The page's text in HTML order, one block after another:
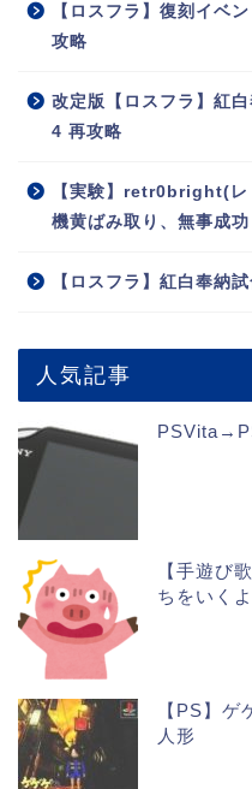
【ロスフラ】復刻イベ
攻略
改定版【ロスフラ】紅
4 再攻略
【実験】retr0bright(レ
機黄ばみ取り、無事成功
【ロスフラ】紅白奉納
人気記事
【手遊び
ちをいく
【PS】
人形